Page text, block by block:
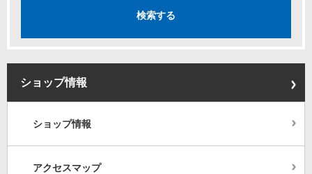
ショップ情報
ショップ情報
アクセスマップ